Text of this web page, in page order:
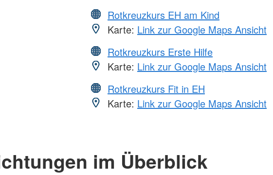
Rotkreuzkurs EH am Kind
Karte: Link zur Google Maps Ansicht
Rotkreuzkurs Erste Hilfe
Karte: Link zur Google Maps Ansicht
Rotkreuzkurs Fit in EH
Karte: Link zur Google Maps Ansicht
im Überblick